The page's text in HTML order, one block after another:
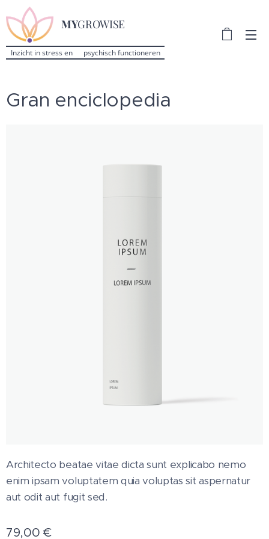
MYGROWISE
Inzicht in stress en psychisch functioneren
Gran enciclopedia
Architecto beatae vitae dicta sunt explicabo nemo
enim ipsam voluptatem quia voluptas sit aspernatur
aut odit aut fugit sed.
79,00 €